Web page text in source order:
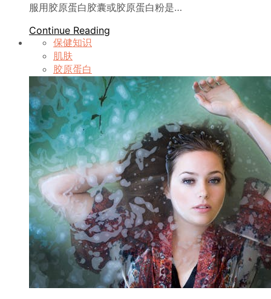
服用胶原蛋白胶囊或胶原蛋白粉是…
Continue Reading
保健知识
肌肤
胶原蛋白